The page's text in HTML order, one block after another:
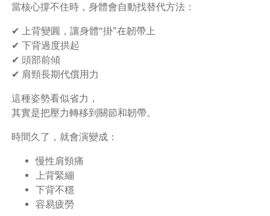
當核心撐不住時，身體會自動找替代方法：
✔ 上背變圓，讓身體“掛”在韌帶上
✔ 下背過度拱起
✔ 頭部前傾
✔ 肩頸長期代償用力
這種姿勢看似省力，
其實是把壓力轉移到關節和韌帶。
時間久了，就會演變成：
慢性肩頸痛
上背緊繃
下背不穩
容易疲勞